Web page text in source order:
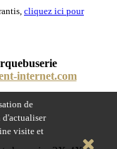
de
visite et
cliquez ici pour
internet.com